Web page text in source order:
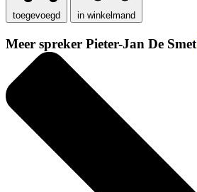
toegevoegd in winkelmand
Meer spreker Pieter-Jan De Smet